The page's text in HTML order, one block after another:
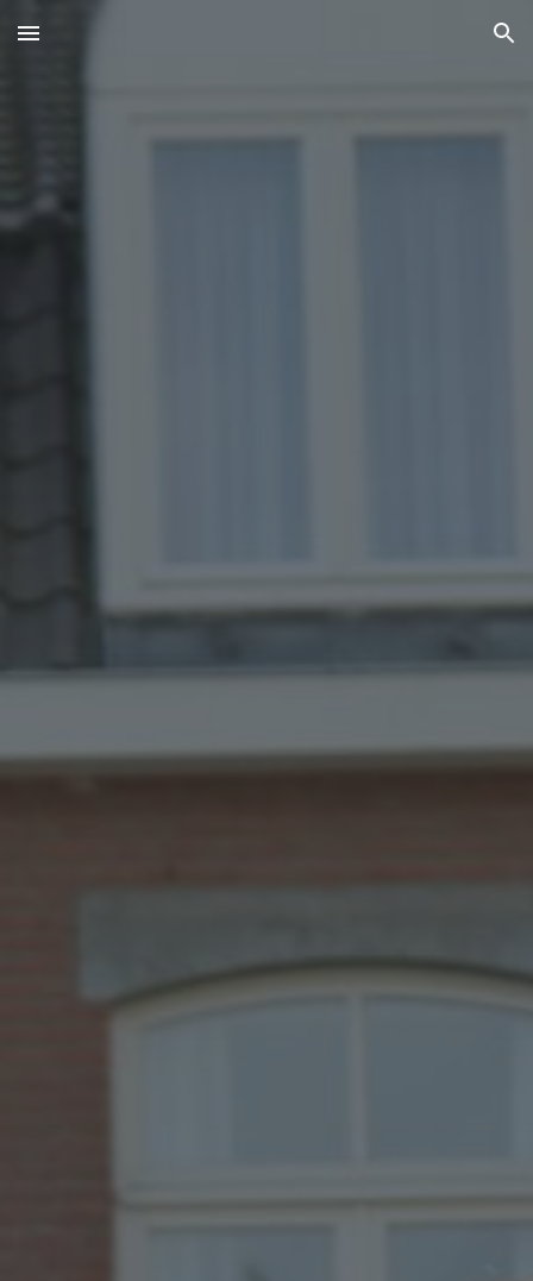
Skip to main content Skip to navigation